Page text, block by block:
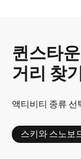
퀸스타
거리 찾기
액티비티 종류 선
스키와 스노보